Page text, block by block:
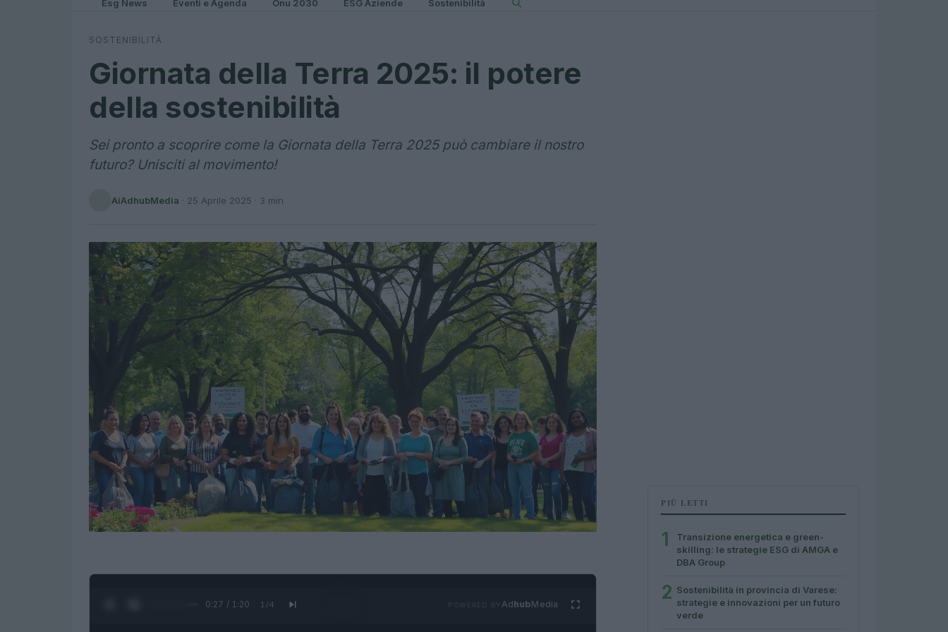
Esg News Eventi e Agenda Onu 2030 ESG Aziende Sostenibilità
SOSTENIBILITÀ
Giornata della Terra 2025: il potere
della sostenibilità
Sei pronto a scoprire come la Giornata della Terra 2025 può cambiare il nostro
futuro? Unisciti al movimento!
AiAdhubMedia · 25 Aprile 2025 · 3 min
0:28 / 1:20 1 /4 AdhubMedia
PIÙ LETTI
1
Transizione energetica e green-
skilling: le strategie ESG di AMGA e
DBA Group
2 Sostenibilità in provincia di Varese:
strategie e innovazioni per un futuro
verde